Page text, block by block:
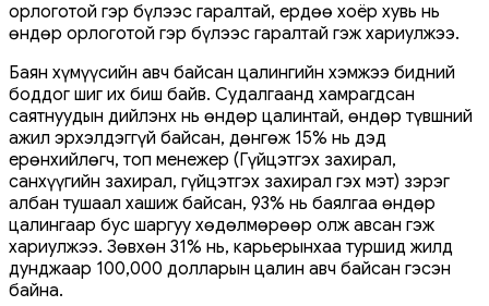
орлоготой гэр бүлээс гаралтай, ердөө хоёр хувь нь
өндөр орлоготой гэр бүлээс гаралтай гэж хариулжээ.
Баян хүмүүсийн авч байсан цалингийн хэмжээ бидний
боддог шиг их биш байв. Судалгаанд хамрагдсан
саятнуудын дийлэнх нь өндөр цалинтай, өндөр түвшний
ажил эрхэлдэггүй байсан, дөнгөж 15% нь дэд
ерөнхийлөгч, топ менежер (Гүйцэтгэх захирал,
санхүүгийн захирал, гүйцэтгэх захирал гэх мэт) зэрэг
албан тушаал хашиж байсан, 93% нь баялгаа өндөр
цалингаар бус шаргуу хөдөлмөрөөр олж авсан гэж
хариулжээ. Зөвхөн 31% нь, карьерынхаа туршид жилд
дунджаар 100,000 долларын цалин авч байсан гэсэн
байна.